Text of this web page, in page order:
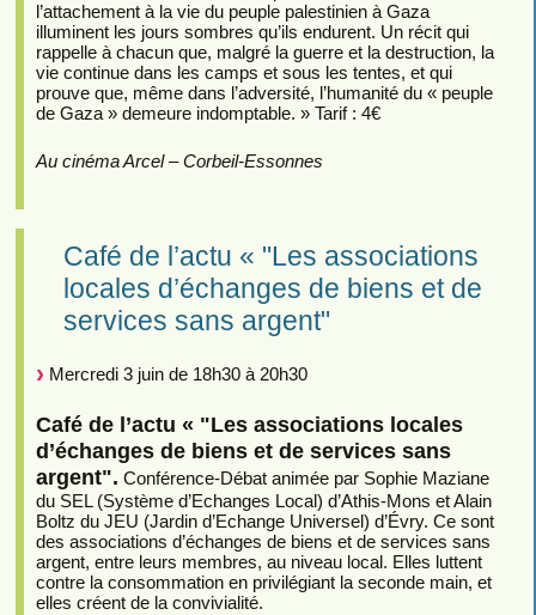
l’attachement à la vie du peuple palestinien à Gaza
illuminent les jours sombres qu’ils endurent. Un récit qui
rappelle à chacun que, malgré la guerre et la destruction, la
vie continue dans les camps et sous les tentes, et qui
prouve que, même dans l’adversité, l’humanité du « peuple
de Gaza » demeure indomptable. » Tarif : 4€
Au cinéma Arcel – Corbeil-Essonnes
Café de l’actu « "Les associations
locales d’échanges de biens et de
services sans argent"
Mercredi 3 juin de 18h30 à 20h30
Café de l’actu « "Les associations locales
d’échanges de biens et de services sans
argent". Conférence-Débat animée par Sophie Maziane
du SEL (Système d’Echanges Local) d’Athis-Mons et Alain
Boltz du JEU (Jardin d’Echange Universel) d’Évry. Ce sont
des associations d’échanges de biens et de services sans
argent, entre leurs membres, au niveau local. Elles luttent
contre la consommation en privilégiant la seconde main, et
elles créent de la convivialité.